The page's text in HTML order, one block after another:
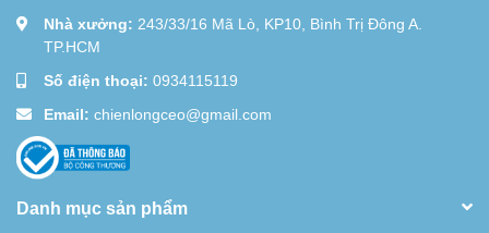
Nhà xưởng: 243/33/16 Mã Lò, KP10, Bình Trị Đông A.
TP.HCM
Số điện thoại: 0934115119
Email: chienlongceo@gmail.com
Danh mục sản phẩm